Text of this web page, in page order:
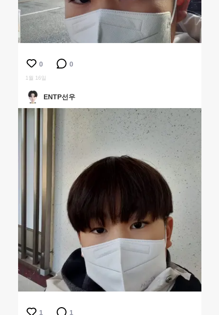
0 0
1월 16일
ENTP선우
1 1